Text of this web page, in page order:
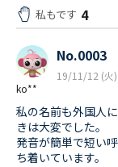
私もです 4
ko**
No.0003
19/11/12 (火
私の名前も外国人
きは大変でした。
発音が簡単で短い
ち着いています。